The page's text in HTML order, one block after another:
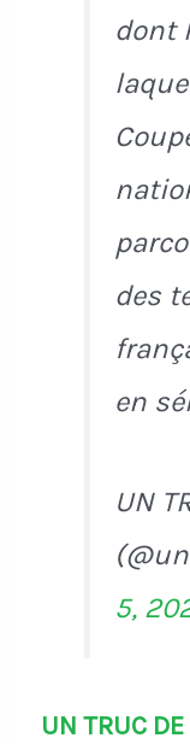
dont
des
en
UN
5,
UN TRUC